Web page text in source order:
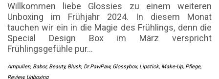
Willkommen liebe Glossies zu einem weiteren
Unboxing im Frühjahr 2024. In diesem Monat
tauchen wir ein in die Magie des Frühlings, denn die
Special Design Box im März verspricht
Frühlingsgefühle pur…
Ampullen, Babor, Beauty, Blush, Dr.PawPaw, Glossybox, Lipstick, Make-Up, Pflege,
Review, Unboxing